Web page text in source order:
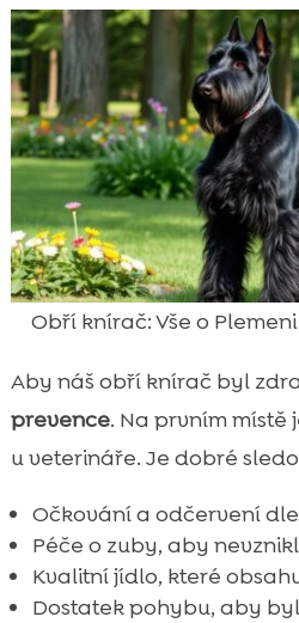
Obří knírač: Vše o
Aby náš obří knírač byl
prevence. Na prvním
u veterináře. Je dobré
Očkování a odčervení
Péče o zuby, aby
Kvalitní jídlo, které
Dostatek pohybu, aby